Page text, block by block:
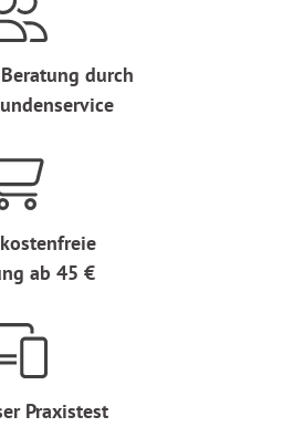
durch
ab 45 €
Praxistest